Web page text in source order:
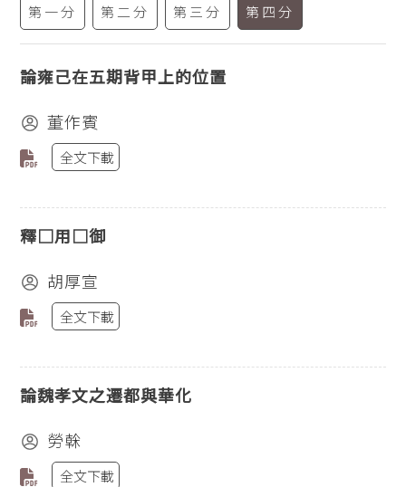
第一分 第二分 第三分 第四分
論雍己在五期背甲上的位置
董作賓
全文下載
釋□用□御
胡厚宣
全文下載
論魏孝文之遷都與華化
勞榦
全文下載